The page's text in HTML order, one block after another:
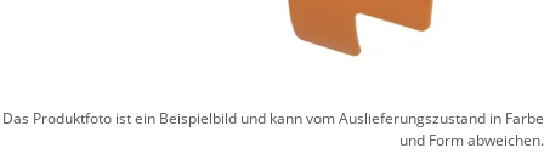
Das Produktfoto ist ein Beispielbild und kann vom Auslieferungszustand in Farbe
und Form abweichen.